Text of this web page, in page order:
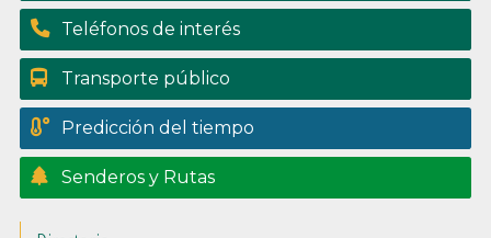
Teléfonos de interés
Transporte público
Predicción del tiempo
Senderos y Rutas